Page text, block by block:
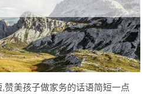
美孩子做家务的话语简短一点